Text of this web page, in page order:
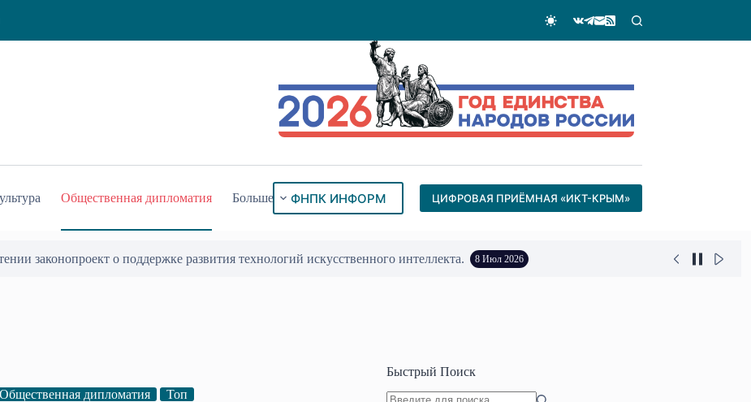
Общественная дипломатия Больше ФНПК ИНФОРМ ЦИФРОВАЯ ПРИЁМНАЯ «ИКТ-КРЫМ»
исследование о вкладе грузин в историю полуострова 25 Июн 2026
Общественная дипломатия Топ
Быстрый Поиск